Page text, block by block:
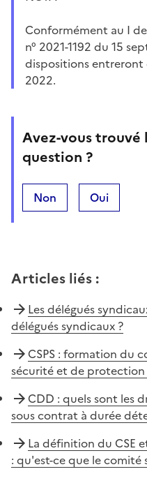
Conformément au I
n° 2021-1192 du 15
dispositions entreront
2022.
Avez-vous trouvé
question ?
Non Oui
Articles liés :
Les délégués
délégués syndicaux ?
CSPS : formation du
sécurité et de protection
CDD : quels sont les
sous contrat à durée
La définition du CSE
: qu'est-ce que le comité